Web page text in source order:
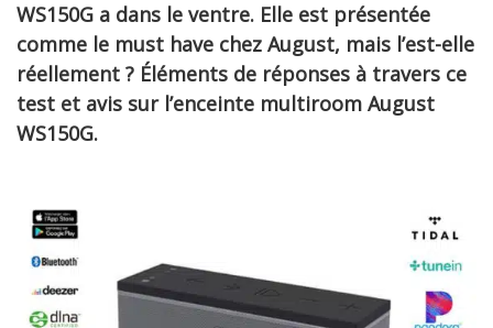
WS150G a dans le ventre. Elle est présentée
comme le must have chez August, mais l’est-elle
réellement ? Éléments de réponses à travers ce
test et avis sur l’enceinte multiroom August
WS150G.